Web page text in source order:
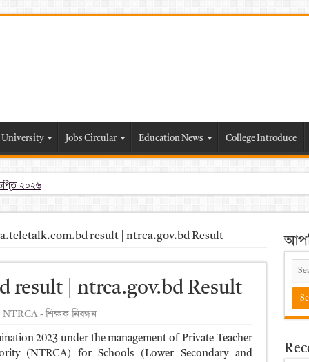
University Jobs Circular Education News College Introduce
২০২৬
2026 | dpe.gov.bd result
pdf
pdf download
২০২৫ – HSC Result 2025 Mymensingh Board
result | ntrca.gov.bd Result
result | ntrca.gov.bd Result
NTRCA - শিক্ষক নিবন্ধন
2023 under the management of Private Teacher
(NTRCA) for Schools (Lower Secondary and